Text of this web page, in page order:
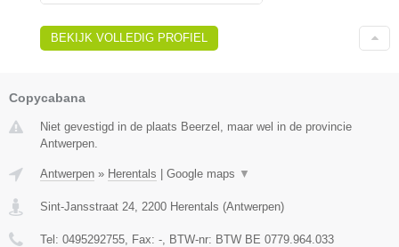
BEKIJK VOLLEDIG PROFIEL
Copycabana
Niet gevestigd in de plaats Beerzel, maar wel in de provincie
Antwerpen.
Antwerpen » Herentals Google maps ▼
Sint-Jansstraat 24, 2200 Herentals (Antwerpen)
Tel: 0495292755, Fax: -, BTW-nr: BTW BE 0779.964.033